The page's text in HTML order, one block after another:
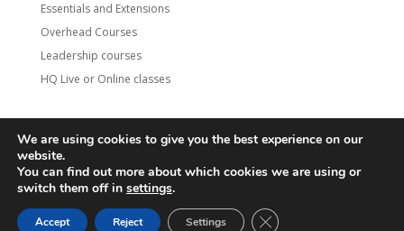
Essentials and Extensions
Overhead Courses
Leadership courses
HQ Live or Online classes
UTD Refund Policy
Conditions of Use
Privacy Policy
© 2020 UTD Scuba Diving, LLC. All Rights Reserved.
We are using cookies to give you the best experience on our
website.
You can find out more about which cookies we are using or
switch them off in settings.
Accept Reject Settings CLOSE GDPR COOKIE